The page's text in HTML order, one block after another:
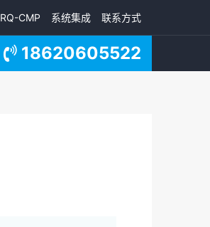
RQ-CMP 系统集成 联系方式
18620605522